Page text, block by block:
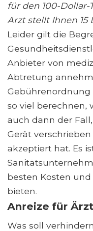
für den 100-
Arzt stellt Ihnen 15
Leider gilt die
Anbieter von
Abtretung
so viel berechnen,
auch dann der
Gerät
akzeptiert hat. Es
besten Kosten
bieten.
Anreize für
Was soll